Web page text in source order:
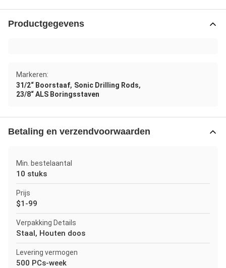
Productgegevens
Markeren:
31/2“ Boorstaaf, Sonic Drilling Rods,
23/8“ ALS Boringsstaven
Betaling en verzendvoorwaarden
Min. bestelaantal
10 stuks
Prijs
$1-99
Verpakking Details
Staal, Houten doos
Levering vermogen
500 PCs-week